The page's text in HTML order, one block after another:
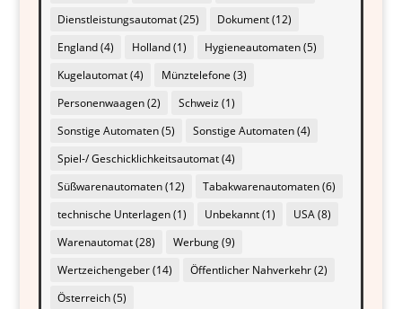
Dienstleistungsautomat(25) Dokument(12)
England(4) Holland(1) Hygieneautomaten(5)
Kugelautomat(4) Münztelefone (3)
Personenwaagen(2) Schweiz(1)
Sonstige Automaten(5) Sonstige Automaten(4)
Spiel-/ Geschicklichkeitsautomat(4)
Süßwarenautomaten(12) Tabakwarenautomaten(6)
technische Unterlagen(1) Unbekannt(1) USA(8)
Warenautomat(28) Werbung(9)
Wertzeichengeber(14) Öffentlicher Nahverkehr(2)
Österreich(5)